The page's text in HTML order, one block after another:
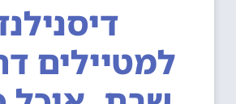
למטיילים